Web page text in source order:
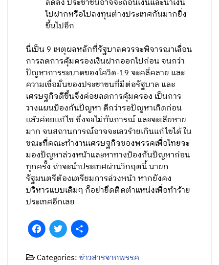
ลดลง ประชาชนอาจจะถอนเงินและนำเงิน
ไปฝากหรือไปลงทุนต่างประเทศกันมากยิ่ง
ขึ้นไปอีก
นี่เป็น 9 เหตุผลหลักที่รัฐบาลควรจะพิจารณาเลื่อน
การลดการคุ้มครองเงินฝากออกไปก่อน จนกว่า
ปัญหาการระบาดของโควิด-19 จะคลี่คลาย และ
ความเชื่อมั่นของประชาชนที่มีต่อรัฐบาล และ
เศรษฐกิจดีขึ้นจึงค่อยลดการคุ้มครอง เป็นการ
วางแผนป้องกันปัญหา ดีกว่ารอปัญหาเกิดก่อน
แล้วค่อยแก้ไข ซึ่งจะไม่ทันการณ์ และจะเสียหาย
มาก จนสถานการณ์อาจจะเลวร้ายเกินแก้ไขได้ ใน
ขณะที่คณะทำงานเศรษฐกิจของพรรคเพื่อไทยจะ
มองปัญหาล่วงหน้าและหาทางป้องกันปัญหาก่อน
ทุกครั้ง ถ้าจะนำประเทศผ่านวิกฤตนี้ นายก
รัฐมนตรีต้องเตรียมการล่วงหน้า หากยังคง
บริหารแบบเดิมๆ ก็อย่ายึดติดตำแหน่งเพื่อทำร้าย
ประเทศอีกเลย
FacebookTwitter
Categories:ข่าวสารจากพรรค